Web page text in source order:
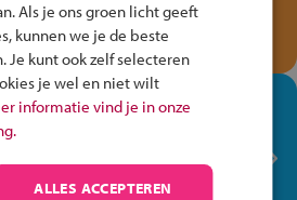
het Fiets Veilig Verkeersspel
win een Cortina-fiets!
de winkel ben je op je
via het vmbo jouw talent
de winkelvloer, waar elke dag
Als je ons groen licht geeft
kunnen we je de beste
Je kunt ook zelf selecteren
je wel en niet wilt
informatie vind je in onze
ALLES ACCEPTEREN